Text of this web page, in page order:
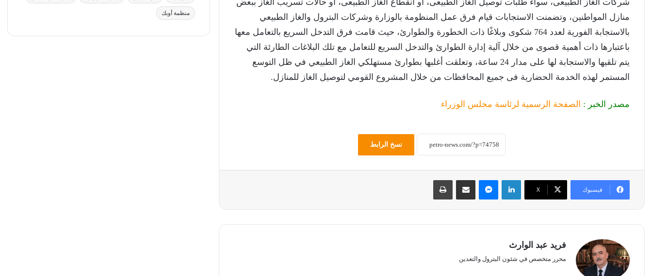
منازل المواطنين، وتضمنت الاستجابات قيام فرق عمل المنظومة بالوزارة وشركات البترول والغاز الطبيعي
بالاستجابة الفورية لعدد 764 شكوى وبلاغًا ذات الخطورة والطوارئ، حيث قامت فرق التدخل السريع بالتعامل معها
باعتبارها ذات أهمية قصوى من خلال آلية إدارة الطوارئ والتدخل السريع للتعامل مع تلك البلاغات الطارئة التي
يتم تلقيها والاستجابة لها على مدار 24 ساعة، وتعلقت أغلبها بطوارئ مستهلكي الغاز الطبيعي في ظل التوسع
المستمر لهذه الخدمة الحضارية فى جميع المحافظات من خلال المشروع القومي لتوصيل الغاز للمنازل.
مصدر الخبر : الصفحة الرسمية لرئاسة مجلس الوزراء
نسخ الرابط
فيسبوك ‫X
لينكدإن ماسنجر مشاركة عبر البريد طباعة
فريد عبد الوارث
محرر متخصص في شئون البترول والتعدين
منظمة أوبك